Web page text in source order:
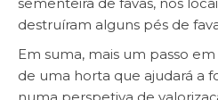
sementeira de favas, nos
destruíram alguns pés de
Em suma, mais um passo
de uma horta que ajudará a